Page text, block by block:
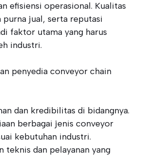
efisiensi operasional. Kualitas
purna jual, serta reputasi
faktor utama yang harus
industri.
penyedia conveyor chain
dan kredibilitas di bidangnya.
berbagai jenis conveyor
kebutuhan industri.
teknis dan pelayanan yang